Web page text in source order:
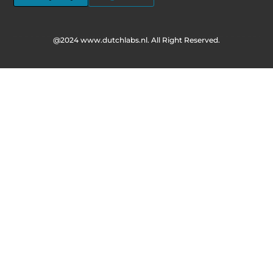
@2024 www.dutchlabs.nl. All Right Reserved.